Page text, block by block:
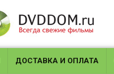
ДОСТАВКА И ОПЛАТА